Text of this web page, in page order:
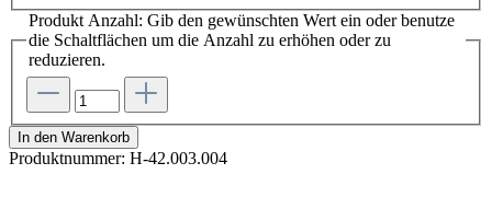
Produkt Anzahl: Gib den gewünschten Wert ein oder benutze
die Schaltflächen um die Anzahl zu erhöhen oder zu
reduzieren.
In den Warenkorb
Produktnummer: H-42.003.004